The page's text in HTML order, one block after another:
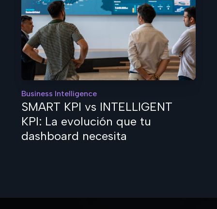
Business Intelligence
SMART KPI vs INTELLIGENT
KPI: La evolución que tu
dashboard necesita